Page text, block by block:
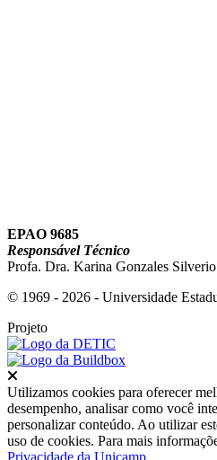
EPAO 9685
Responsável Técnico
Profa. Dra. Karina Gonzales
© 1969 - 2026 - Universidade
Projeto
Utilizamos cookies para oferecer
desempenho, analisar como você
personalizar conteúdo. Ao utilizar
uso de cookies. Para mais
Privacidade da Unicamp